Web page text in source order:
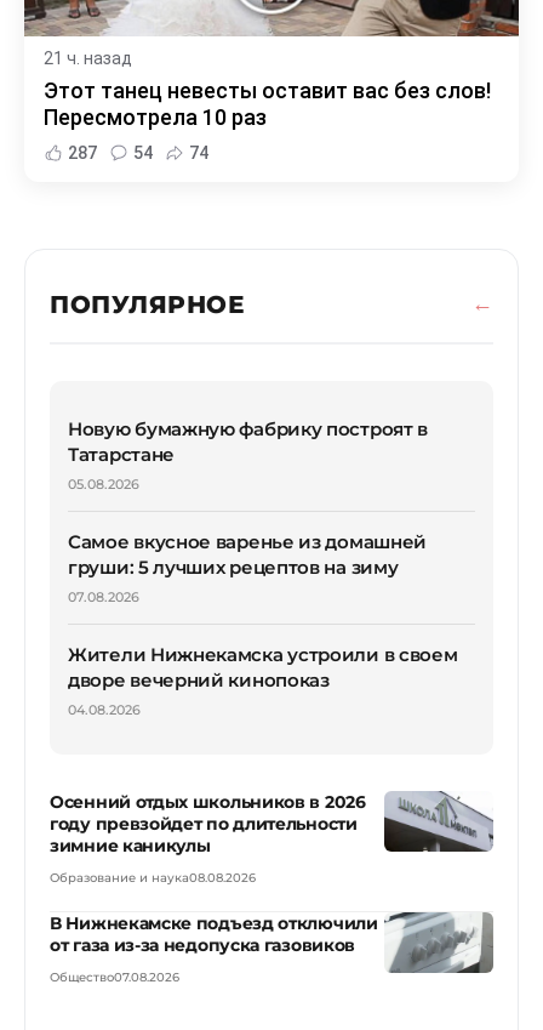
21 ч. назад
Этот танец невесты оставит вас без слов!
Пересмотрела 10 раз
287 54 74
ПОПУЛЯРНОЕ
Новую бумажную фабрику построят в
Татарстане
05.08.2026
Самое вкусное варенье из домашней
груши: 5 лучших рецептов на зиму
07.08.2026
Жители Нижнекамска устроили в своем
дворе вечерний кинопоказ
04.08.2026
Осенний отдых школьников в 2026
году превзойдет по длительности
зимние каникулы
Образование и наука08.08.2026
В Нижнекамске подъезд отключили
от газа из-за недопуска газовиков
Общество07.08.2026